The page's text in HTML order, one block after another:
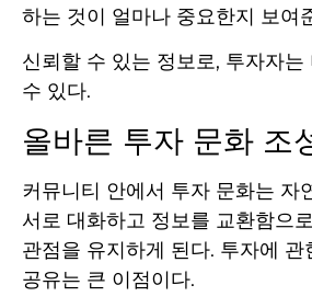
하는 것이 얼마나 중요한지 보여
신뢰할 수 있는 정보로, 투자자
수 있다.
올바른 투자 문화 조
커뮤니티 안에서 투자 문화는 자
서로 대화하고 정보를 교환함으
관점을 유지하게 된다. 투자에 관
공유는 큰 이점이다.